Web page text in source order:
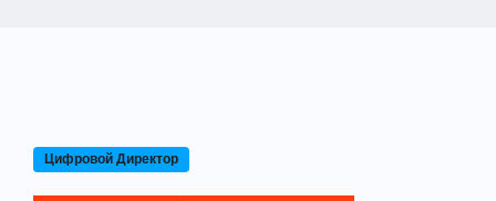
Цифровой Директор